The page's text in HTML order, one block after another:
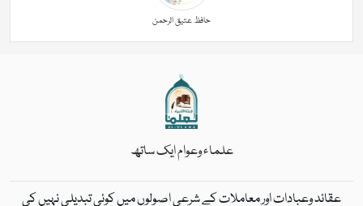
حافظ عتیق الرحمن
علماء وعوام ایک ساتھ
عقائد وعبادات اور معاملات کے شرعی اصولوں میں کوئی تبدیلی نہیں کی